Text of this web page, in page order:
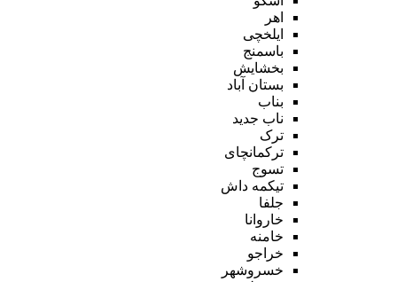
اهر
ایلخچی
باسمنج
بخشایش
بستان آباد
بناب
ناب جدید
ترک
ترکمانچای
تسوج
تیکمه داش
جلفا
خاروانا
خامنه
خراجو
خسروشهر